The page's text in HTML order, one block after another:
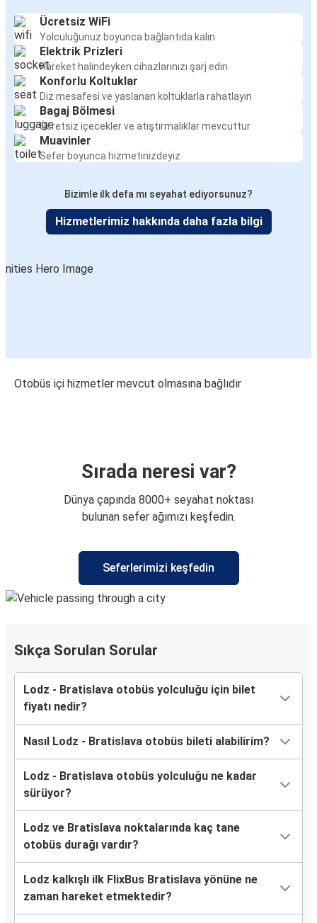
Ücretsiz WiFi
Yolculuğunuz boyunca bağlantıda kalın
Elektrik Prizleri
Hareket halindeyken cihazlarınızı şarj edin
Konforlu Koltuklar
Diz mesafesi ve yaslanan koltuklarla rahatlayın
Bagaj Bölmesi
Ücretsiz içecekler ve atıştırmalıklar mevcuttur
Muavinler
Sefer boyunca hizmetinizdeyiz
Bizimle ilk defa mı seyahat ediyorsunuz?
Hizmetlerimiz hakkında daha fazla bilgi
Otobüs içi hizmetler mevcut olmasına bağlıdır
Sırada neresi var?
Dünya çapında 8000+ seyahat noktası
bulunan sefer ağımızı keşfedin.
Seferlerimizi keşfedin
Sıkça Sorulan Sorular
Lodz - Bratislava otobüs yolculuğu için bilet
fiyatı nedir?
Nasıl Lodz - Bratislava otobüs bileti alabilirim?
Lodz - Bratislava otobüs yolculuğu ne kadar
sürüyor?
Lodz ve Bratislava noktalarında kaç tane
otobüs durağı vardır?
Lodz kalkışlı ilk FlixBus Bratislava yönüne ne
zaman hareket etmektedir?